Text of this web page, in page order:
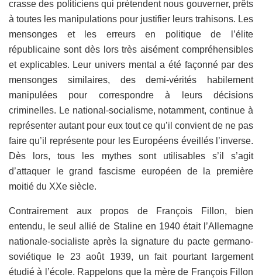
crasse des politiciens qui prétendent nous gouverner, prêts
à toutes les manipulations pour justifier leurs trahisons. Les
mensonges et les erreurs en politique de l’élite
républicaine sont dès lors très aisément compréhensibles
et explicables. Leur univers mental a été façonné par des
mensonges similaires, des demi-vérités habilement
manipulées pour correspondre à leurs décisions
criminelles. Le national-socialisme, notamment, continue à
représenter autant pour eux tout ce qu’il convient de ne pas
faire qu’il représente pour les Européens éveillés l’inverse.
Dès lors, tous les mythes sont utilisables s’il s’agit
d’attaquer le grand fascisme européen de la première
moitié du XXe siècle.
Contrairement aux propos de François Fillon,
bien
entendu, le seul allié de Staline en 1940 était l’Allemagne
nationale-socialiste après la signature du pacte germano-
soviétique le 23 août 1939, un fait pourtant largement
étudié à l’école. Rappelons que la mère de François Fillon